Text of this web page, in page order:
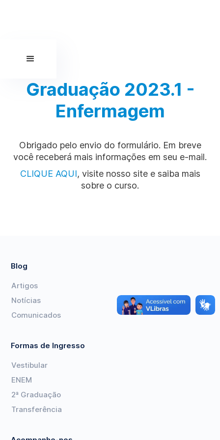
Graduação 2023.1 -
Enfermagem
Obrigado pelo envio do formulário. Em breve
você receberá mais informações em seu e-mail.
CLIQUE AQUI, visite nosso site e saiba mais
sobre o curso.
Blog
Artigos
Notícias
Comunicados
Formas de Ingresso
Vestibular
ENEM
2ª Graduação
Transferência